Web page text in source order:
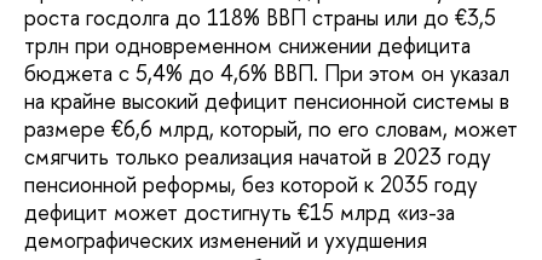
роста госдолга до 118% ВВП страны или до €3,5
трлн при одновременном снижении дефицита
бюджета с 5,4% до 4,6% ВВП. При этом он указал
на крайне высокий дефицит пенсионной системы в
размере €6,6 млрд, который, по его словам, может
смягчить только реализация начатой в 2023 году
пенсионной реформы, без которой к 2035 году
дефицит может достигнуть €15 млрд «из-за
демографических изменений и ухудшения